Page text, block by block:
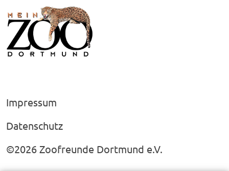
©2026 Zoofreunde Dortmund e.V.
Impressum
Datenschutz